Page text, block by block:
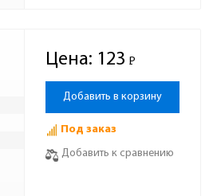
Цена: 123 Р
-
Добавить в корзину
Под заказ
Добавить к сравнению